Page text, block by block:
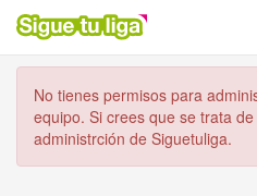
No tienes permisos para
equipo. Si crees que se trata
administrción de Siguetuliga.